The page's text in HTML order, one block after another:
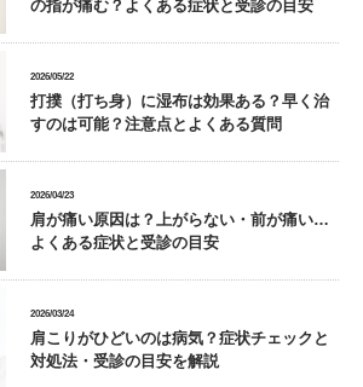
の指が痛む？よくある症状と受診の目安
2026/05/22
打撲（打ち身）に湿布は効果ある？早く治
すのは可能？注意点とよくある質問
2026/04/23
肩が痛い原因は？上がらない・前が痛い…
よくある症状と受診の目安
2026/03/24
肩こりがひどいのは病気？症状チェックと
対処法・受診の目安を解説